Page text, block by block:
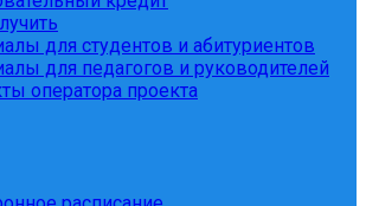
для студентов и абитуриентов
для педагогов и руководителей
оператора проекта